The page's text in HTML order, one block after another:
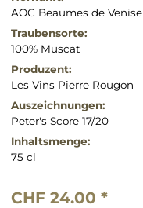
AOC Beaumes de Venise
Traubensorte:
100% Muscat
Produzent:
Les Vins Pierre Rougon
Auszeichnungen:
Peter's Score 17/20
Inhaltsmenge:
75 cl
CHF 24.00 *